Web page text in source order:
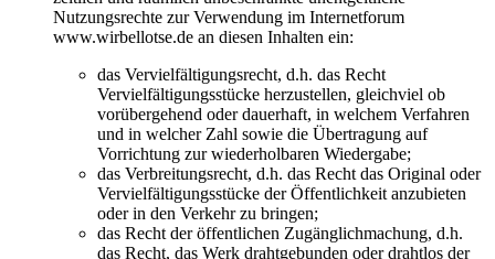
Nutzungsrechte zur Verwendung im Internetforum
www.wirbellotse.de an diesen Inhalten ein:
das Vervielfältigungsrecht, d.h. das Recht
Vervielfältigungsstücke herzustellen, gleichviel ob
vorübergehend oder dauerhaft, in welchem Verfahren
und in welcher Zahl sowie die Übertragung auf
Vorrichtung zur wiederholbaren Wiedergabe;
das Verbreitungsrecht, d.h. das Recht das Original oder
Vervielfältigungsstücke der Öffentlichkeit anzubieten
oder in den Verkehr zu bringen;
das Recht der öffentlichen Zugänglichmachung, d.h.
das Recht, das Werk drahtgebunden oder drahtlos der